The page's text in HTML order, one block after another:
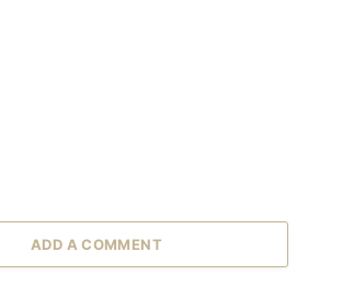
ADD A COMMENT